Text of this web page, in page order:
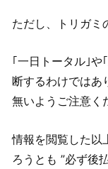
ただし、トリガミ
｢一日トータル｣や
断するわけではあ
無いようご注意く
情報を閲覧した以
ろうとも ”必ず後